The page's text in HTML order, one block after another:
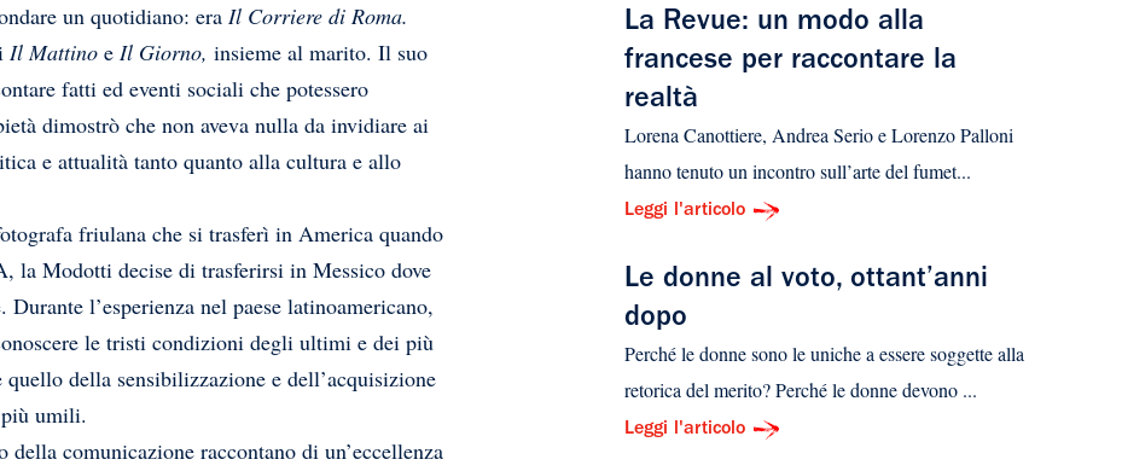
un quotidiano: era Il Corriere di Roma.
Il Mattino e Il Giorno, insieme al marito. Il suo
fatti ed eventi sociali che potessero
dimostrò che non aveva nulla da invidiare ai
e attualità tanto quanto alla cultura e allo
friulana che si trasferì in America quando
la Modotti decise di trasferirsi in Messico dove
l’esperienza nel paese latinoamericano,
le tristi condizioni degli ultimi e dei più
della sensibilizzazione e dell’acquisizione
umili.
comunicazione raccontano di un’eccellenza
La Revue: un modo alla
francese per raccontare la
realtà
Lorena Canottiere, Andrea Serio e Lorenzo Palloni
hanno tenuto un incontro sull’arte del fumet...
Leggi l'articolo
Le donne al voto, ottant’anni
dopo
Perché le donne sono le uniche a essere soggette alla
retorica del merito? Perché le donne devono ...
Leggi l'articolo